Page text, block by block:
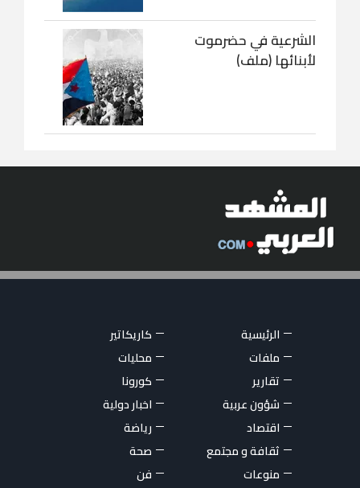
الشرعية في حضرموت
لأبنائها (ملف)
الرئيسية
كاريكاتير
ملفات
محليات
تقارير
كورونا
شؤون عربية
اخبار دولية
اقتصاد
رياضة
ثقافة و مجتمع
صحة
منوعات
فن